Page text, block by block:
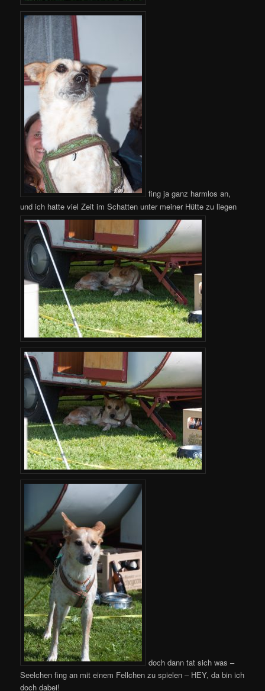
fing ja ganz harmlos an,
und ich hatte viel Zeit im Schatten unter meiner Hütte zu liegen
doch dann tat sich was –
Seelchen fing an mit einem Fellchen zu spielen – HEY, da bin ich
doch dabei!